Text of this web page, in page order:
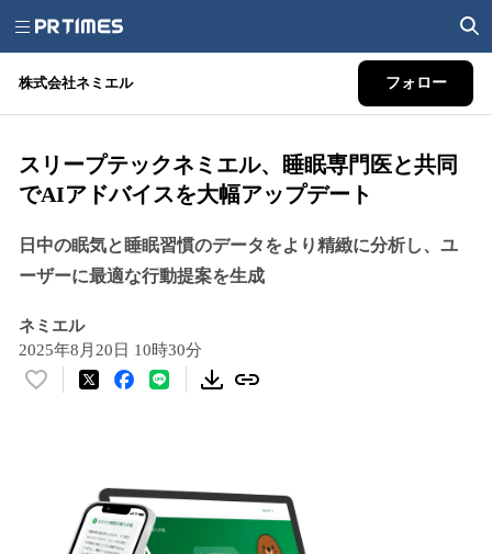
株式会社ネミエル フォロー
スリープテックネミエル、睡眠専門医と共同
でAIアドバイスを大幅アップデート
日中の眠気と睡眠習慣のデータをより精緻に分析し、ユ
ーザーに最適な行動提案を生成
ネミエル
2025年8月20日 10時30分
い